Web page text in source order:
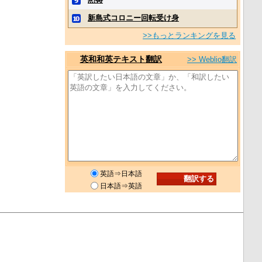
新島式コロニー回転受け身
>>もっとランキングを見る
英和和英テキスト翻訳 >> Weblio翻訳
英語⇒日本語
日本語⇒英語